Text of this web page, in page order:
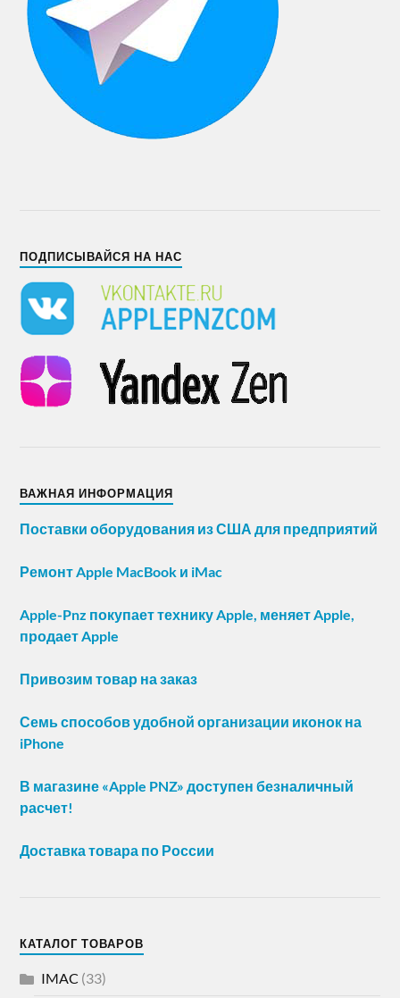
ПОДПИСЫВАЙСЯ НА НАС
ВАЖНАЯ ИНФОРМАЦИЯ
Поставки оборудования из США для предприятий
Ремонт Apple MacBook и iMac
Apple-Pnz покупает технику Apple, меняет Apple,
продает Apple
Привозим товар на заказ
Семь способов удобной организации иконок на
iPhone
В магазине «Apple PNZ» доступен безналичный
расчет!
Доставка товара по России
КАТАЛОГ ТОВАРОВ
IMAC (33)